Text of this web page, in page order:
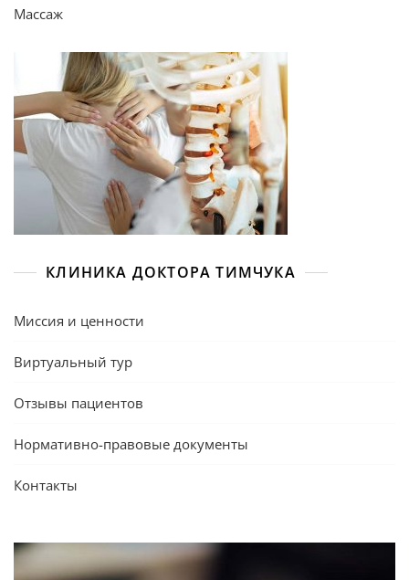
Массаж
КЛИНИКА ДОКТОРА ТИМЧУКА
Миссия и ценности
Виртуальный тур
Отзывы пациентов
Нормативно-правовые документы
Контакты